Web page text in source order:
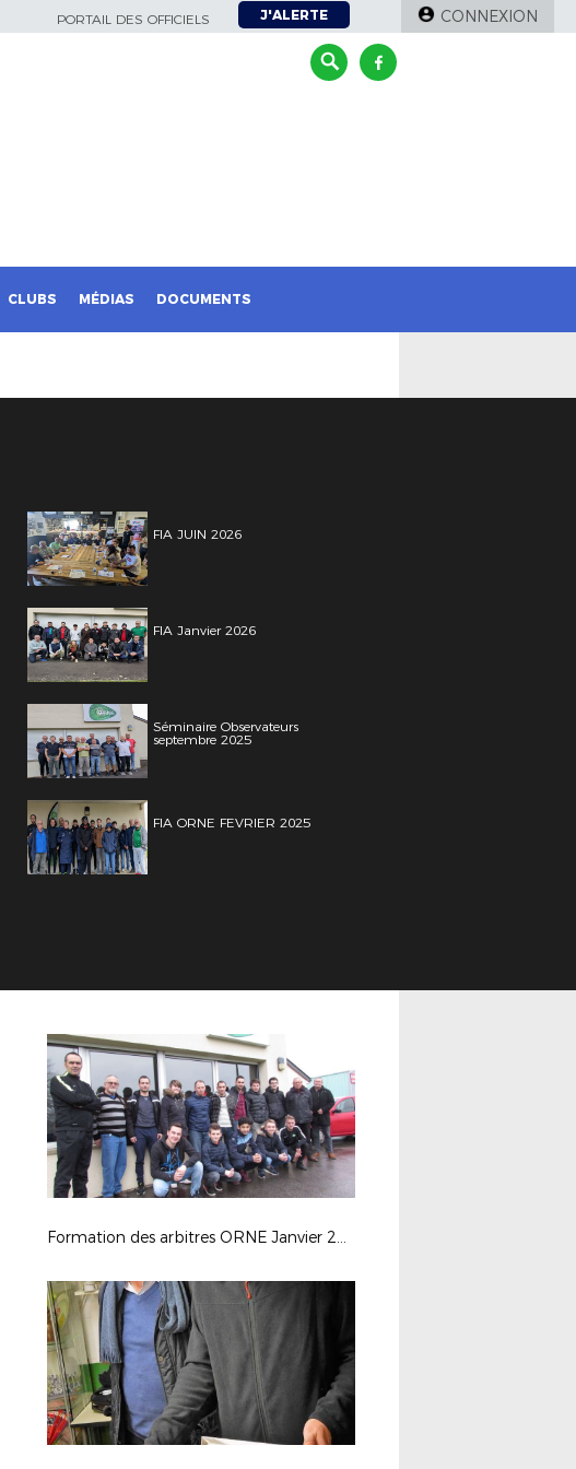
PORTAIL DES OFFICIELS J'ALERTE CONNEXION
CLUBS MÉDIAS DOCUMENTS
FIA JUIN 2026
FIA Janvier 2026
Séminaire Observateurs
septembre 2025
FIA ORNE FEVRIER 2025
Formation des arbitres ORNE Janvier 2018